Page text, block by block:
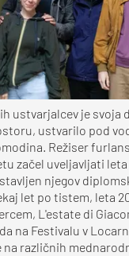
ustvarjalcev je svoja
ustvarilo pod
Režiser
začel uveljavljati leta
njegov
let po tistem, leta
L'estate di
na Festivalu v
na različnih